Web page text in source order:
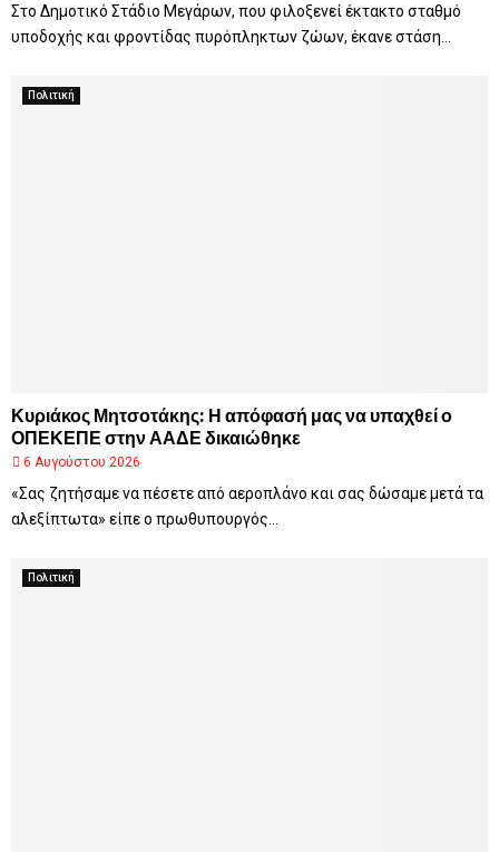
Στο Δημοτικό Στάδιο Μεγάρων, που φιλοξενεί έκτακτο σταθμό
υποδοχής και φροντίδας πυρόπληκτων ζώων, έκανε στάση...
Πολιτική
Κυριάκος Μητσοτάκης: Η απόφασή μας να υπαχθεί ο
ΟΠΕΚΕΠΕ στην ΑΑΔΕ δικαιώθηκε
6 Αυγούστου 2026
«Σας ζητήσαμε να πέσετε από αεροπλάνο και σας δώσαμε μετά τα
αλεξίπτωτα» είπε ο πρωθυπουργός...
Πολιτική